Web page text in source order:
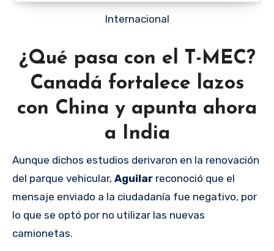
Internacional
¿Qué pasa con el T-MEC?
Canadá fortalece lazos
con China y apunta ahora
a India
Aunque dichos estudios derivaron en la renovación
del parque vehicular, Aguilar reconoció que el
mensaje enviado a la ciudadanía fue negativo, por
lo que se optó por no utilizar las nuevas
camionetas.